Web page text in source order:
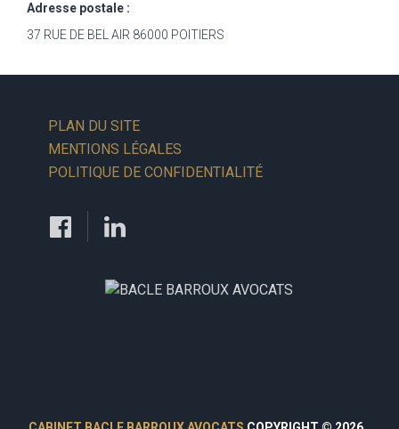
Adresse postale :
37 RUE DE BEL AIR 86000 POITIERS
PLAN DU SITE
MENTIONS LÉGALES
POLITIQUE DE CONFIDENTIALITÉ